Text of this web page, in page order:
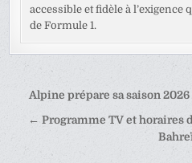
accessible et fidèle à l’exigence
de Formule 1.
Navigation
de
Alpine prépare sa saison
← Programme TV et horaires